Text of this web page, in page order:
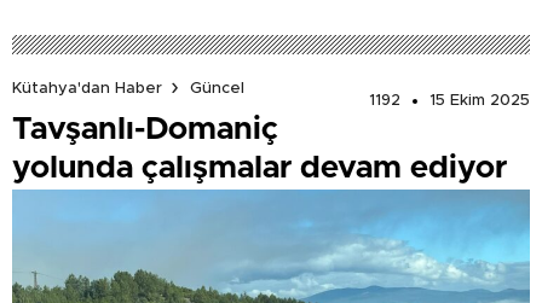
Kütahya'dan Haber
Güncel
1192
15 Ekim 2025
Tavşanlı-Domaniç
yolunda çalışmalar devam ediyor